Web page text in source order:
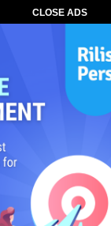
CLOSE ADS